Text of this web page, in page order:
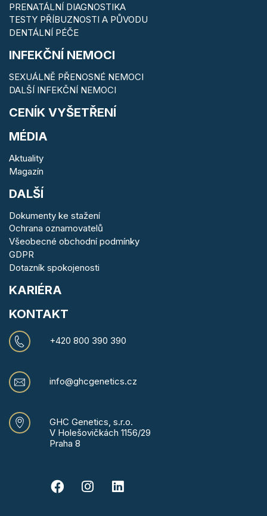
PRENATÁLNÍ DIAGNOSTIKA
TESTY PŘÍBUZNOSTI A PŮVODU
DENTÁLNÍ PÉČE
INFEKČNÍ NEMOCI
SEXUÁLNĚ PŘENOSNÉ NEMOCI
DALŠÍ INFEKČNÍ NEMOCI
CENÍK VYŠETŘENÍ
MÉDIA
Aktuality
Magazín
DALŠÍ
Dokumenty ke stažení
Ochrana oznamovatelů
Všeobecné obchodní podmínky
GDPR
Dotazník spokojenosti
KARIÉRA
KONTAKT
+420 800 390 390
info@ghcgenetics.cz
GHC Genetics, s.r.o.
V Holešovičkách 1156/29
Praha 8